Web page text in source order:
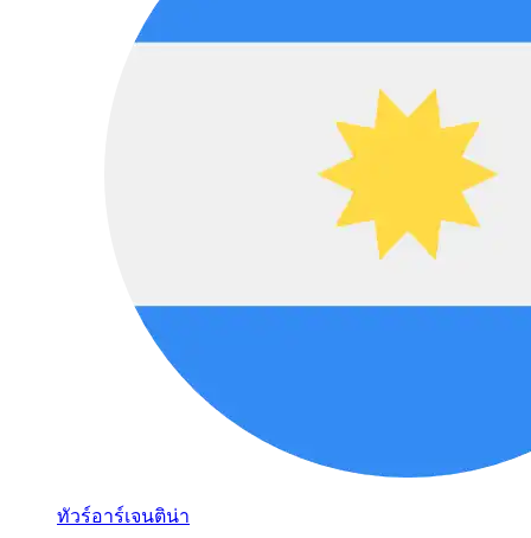
ทัวร์อาร์เจนติน่า